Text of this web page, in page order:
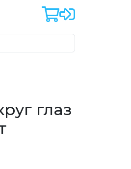
глаз